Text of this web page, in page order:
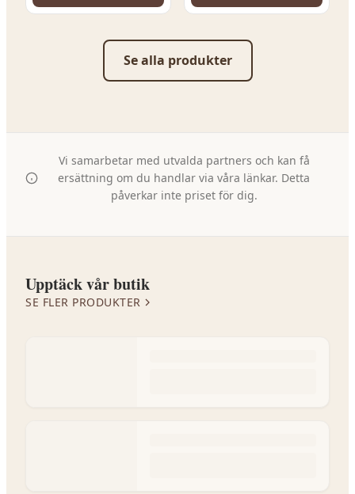
Se alla produkter
Vi samarbetar med utvalda partners och kan få
ersättning om du handlar via våra länkar. Detta
påverkar inte priset för dig.
Upptäck vår butik
SE FLER PRODUKTER